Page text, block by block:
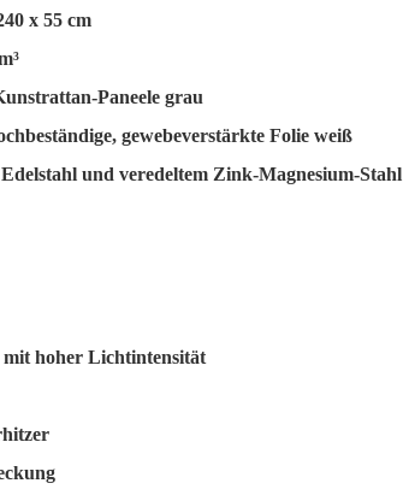
x 55 cm
Paneele grau
gewebeverstärkte Folie weiß
und veredeltem Zink-Magnesium-Stahl
hoher Lichtintensität